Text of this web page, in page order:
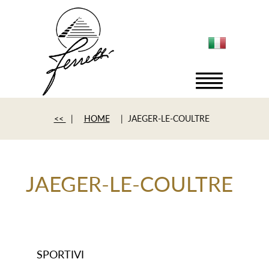
<< | HOME | JAEGER-LE-COULTRE
JAEGER-LE-COULTRE
SPORTIVI